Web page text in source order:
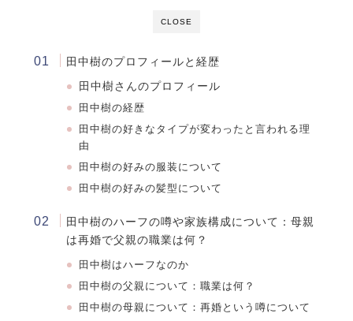
CLOSE
田中樹のプロフィールと経歴
田中樹さんのプロフィール
田中樹の経歴
田中樹の好きなタイプが変わったと言われる理
由
田中樹の好みの服装について
田中樹の好みの髪型について
田中樹のハーフの噂や家族構成について：母親
は再婚で父親の職業は何？
田中樹はハーフなのか
田中樹の父親について：職業は何？
田中樹の母親について：再婚という噂について